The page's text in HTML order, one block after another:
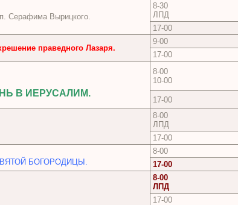
Серафима Вырицкого.
8-30
ЛПД
17-00
праведного Лазаря.
9-00
17-00
В ИЕРУСАЛИМ.
8-00
10-00
17-00
8-00
ЛПД
17-00
БОГОРОДИЦЫ.
8-00
17-00
8-00
ЛПД
17-00